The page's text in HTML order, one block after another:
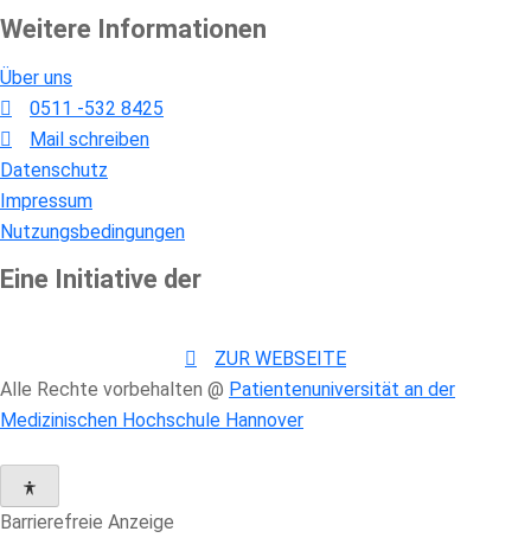
Weitere Informationen
Über uns
0511 -532 8425
Mail schreiben
Datenschutz
Impressum
Nutzungsbedingungen
Eine Initiative der
ZUR WEBSEITE
Alle Rechte vorbehalten @ Patientenuniversität an der
Medizinischen Hochschule Hannover
Barrierefreie Anzeige